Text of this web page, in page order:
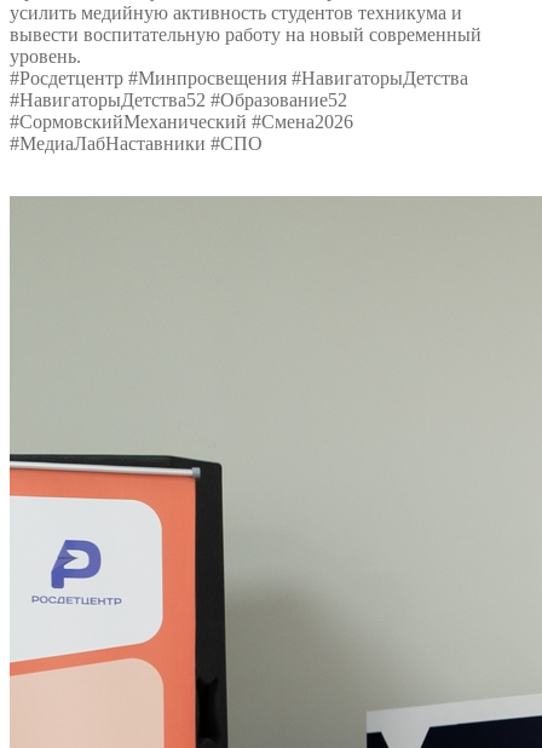
усилить медийную активность студентов техникума и
вывести воспитательную работу на новый современный
уровень.
#Росдетцентр #Минпросвещения #НавигаторыДетства
#НавигаторыДетства52 #Образование52
#СормовскийМеханический #Смена2026
#МедиаЛабНаставники #СПО